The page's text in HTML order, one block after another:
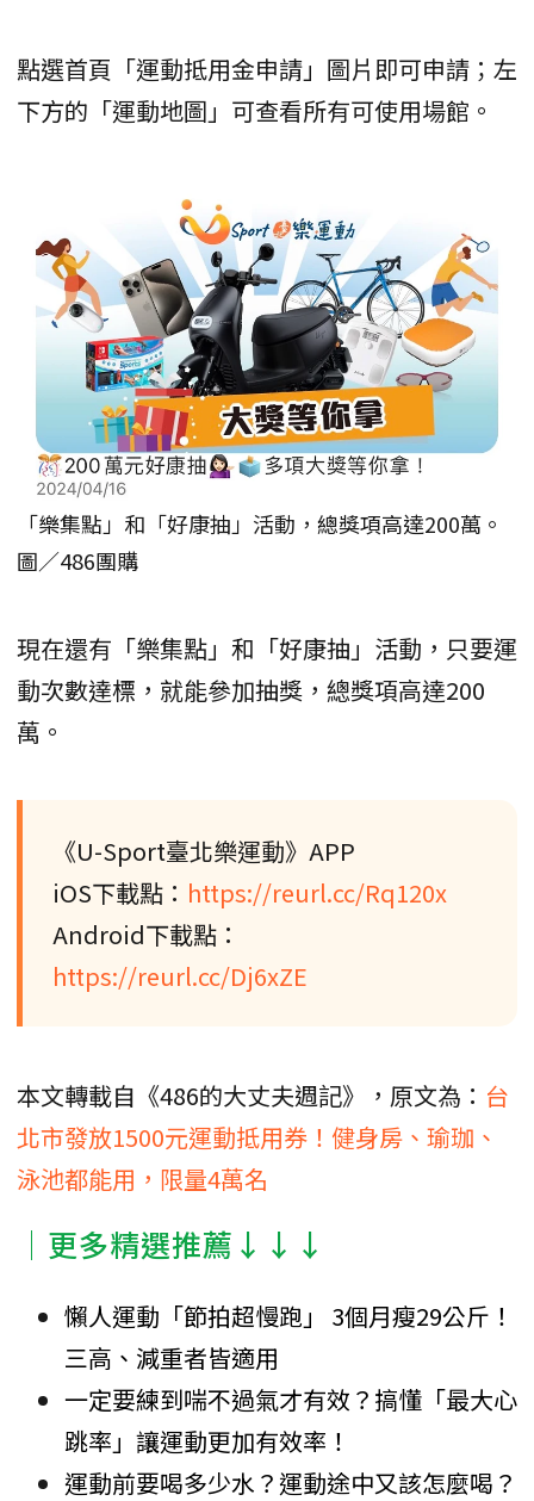
點選首頁「運動抵用金申請」圖片即可申請；左
下方的「運動地圖」可查看所有可使用場館。
「樂集點」和「好康抽」活動，總獎項高達200萬。
圖／486團購
現在還有「樂集點」和「好康抽」活動，只要運
動次數達標，就能參加抽獎，總獎項高達200
萬。
《U-Sport臺北樂運動》APP
iOS下載點： https://reurl.cc/Rq120x
Android下載點：
https://reurl.cc/Dj6xZE
本文轉載自《486的大丈夫週記》，原文為： 台
北市發放1500元運動抵用券！健身房、瑜珈、
泳池都能用，限量4萬名
│更多精選推薦↓↓↓
懶人運動「節拍超慢跑」 3個月瘦29公斤！
三高、減重者皆適用
一定要練到喘不過氣才有效？搞懂「最大心
跳率」讓運動更加有效率！
運動前要喝多少水？運動途中又該怎麼喝？